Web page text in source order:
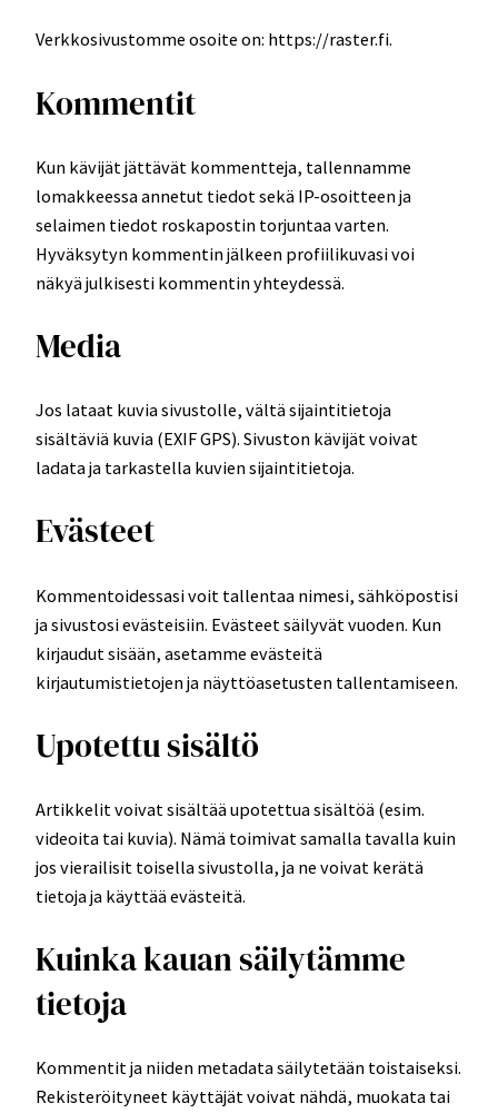
Verkkosivustomme osoite on: https://raster.fi.
Kommentit
Kun kävijät jättävät kommentteja, tallennamme
lomakkeessa annetut tiedot sekä IP-osoitteen ja
selaimen tiedot roskapostin torjuntaa varten.
Hyväksytyn kommentin jälkeen profiilikuvasi voi
näkyä julkisesti kommentin yhteydessä.
Media
Jos lataat kuvia sivustolle, vältä sijaintitietoja
sisältäviä kuvia (EXIF GPS). Sivuston kävijät voivat
ladata ja tarkastella kuvien sijaintitietoja.
Evästeet
Kommentoidessasi voit tallentaa nimesi, sähköpostisi
ja sivustosi evästeisiin. Evästeet säilyvät vuoden. Kun
kirjaudut sisään, asetamme evästeitä
kirjautumistietojen ja näyttöasetusten tallentamiseen.
Upotettu sisältö
Artikkelit voivat sisältää upotettua sisältöä (esim.
videoita tai kuvia). Nämä toimivat samalla tavalla kuin
jos vierailisit toisella sivustolla, ja ne voivat kerätä
tietoja ja käyttää evästeitä.
Kuinka kauan säilytämme
tietoja
Kommentit ja niiden metadata säilytetään toistaiseksi.
Rekisteröityneet käyttäjät voivat nähdä, muokata tai